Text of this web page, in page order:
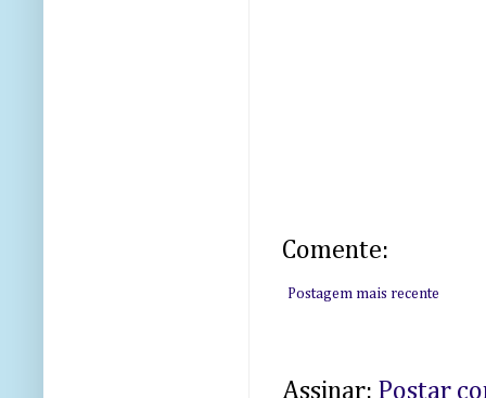
Comente:
Postagem mais recente
Assinar: Postar